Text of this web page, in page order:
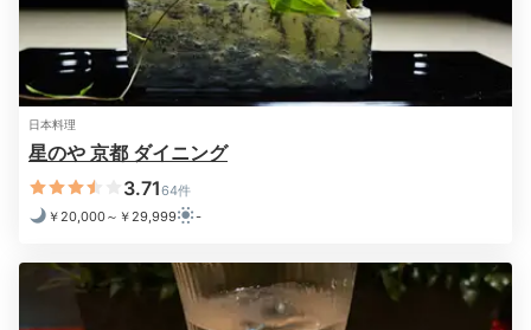
ダイニング
夕食は、ダイニングで味わう会席料理「嵐峡の滋味」、
またはお部屋でいただける「松花堂弁当」から選べま
す。季節感を大切にした日本料理はアート作品のよう。
日本料理
星のや 京都 ダイニング
3.7164件
￥20,000～￥29,999
-